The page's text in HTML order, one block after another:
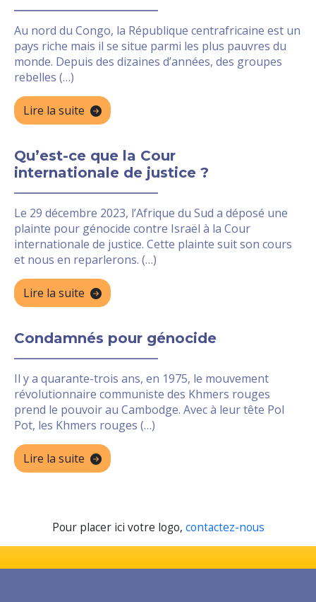
Au nord du Congo, la République centrafricaine est un
pays riche mais il se situe parmi les plus pauvres du
monde. Depuis des dizaines d’années, des groupes
rebelles (…)
Lire la suite
Qu’est-ce que la Cour
internationale de justice ?
Le 29 décembre 2023, l’Afrique du Sud a déposé une
plainte pour génocide contre Israël à la Cour
internationale de justice. Cette plainte suit son cours
et nous en reparlerons. (…)
Lire la suite
Condamnés pour génocide
Il y a quarante-trois ans, en 1975, le mouvement
révolutionnaire communiste des Khmers rouges
prend le pouvoir au Cambodge. Avec à leur tête Pol
Pot, les Khmers rouges (…)
Lire la suite
Pour placer ici votre logo, contactez-nous